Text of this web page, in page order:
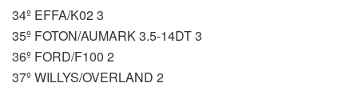
34º EFFA/K02 3
35º FOTON/AUMARK 3.5-14DT 3
36º FORD/F100 2
37º WILLYS/OVERLAND 2